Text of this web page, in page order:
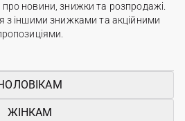
новини, знижки та розпродажі.
з іншими знижками та акційними
ЖІНКАМ